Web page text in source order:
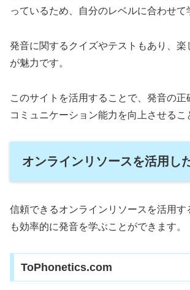
っているため、自分のレベルに合わせて
発音に関するクイズやテストもあり、楽
が魅力です。
このサイトを活用することで、発音の
コミュニケーション能力を向上させるこ
オンラインリソースを活用し
信頼できるオンラインリソースを活用す
も効率的に発音を学ぶことができます。
ToPhonetics.com